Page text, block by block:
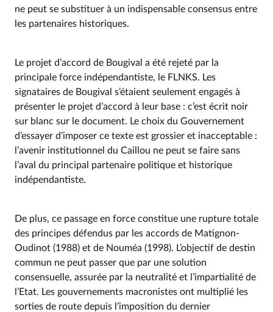
ne peut se substituer à un indispensable consensus entre
les partenaires historiques.
Le projet d’accord de Bougival a été rejeté par la
principale force indépendantiste, le FLNKS. Les
signataires de Bougival s’étaient seulement engagés à
présenter le projet d’accord à leur base : c’est écrit noir
sur blanc sur le document. Le choix du Gouvernement
d’essayer d’imposer ce texte est grossier et inacceptable :
l’avenir institutionnel du Caillou ne peut se faire sans
l’aval du principal partenaire politique et historique
indépendantiste.
De plus, ce passage en force constitue une rupture totale
des principes défendus par les accords de Matignon-
Oudinot (1988) et de Nouméa (1998). L’objectif de destin
commun ne peut passer que par une solution
consensuelle, assurée par la neutralité et l’impartialité de
l’Etat. Les gouvernements macronistes ont multiplié les
sorties de route depuis l’imposition du dernier